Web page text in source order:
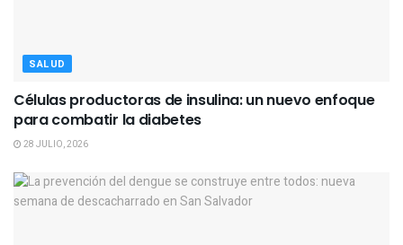
SALUD
Células productoras de insulina: un nuevo enfoque
para combatir la diabetes
28 JULIO, 2026